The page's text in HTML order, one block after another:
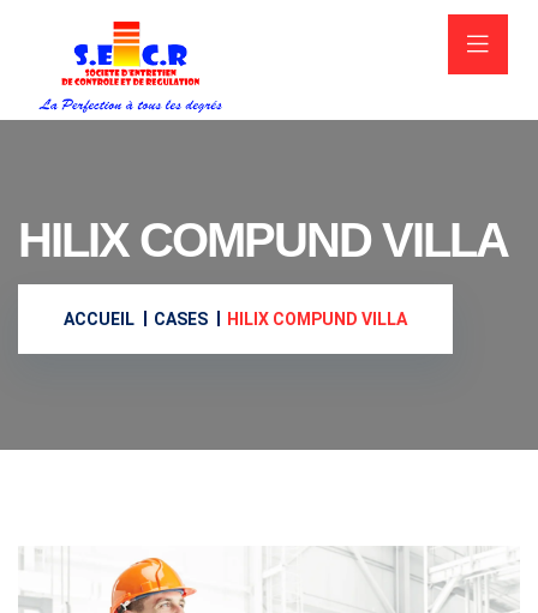
HILIX COMPUND VILLA
ACCUEIL CASES HILIX COMPUND VILLA